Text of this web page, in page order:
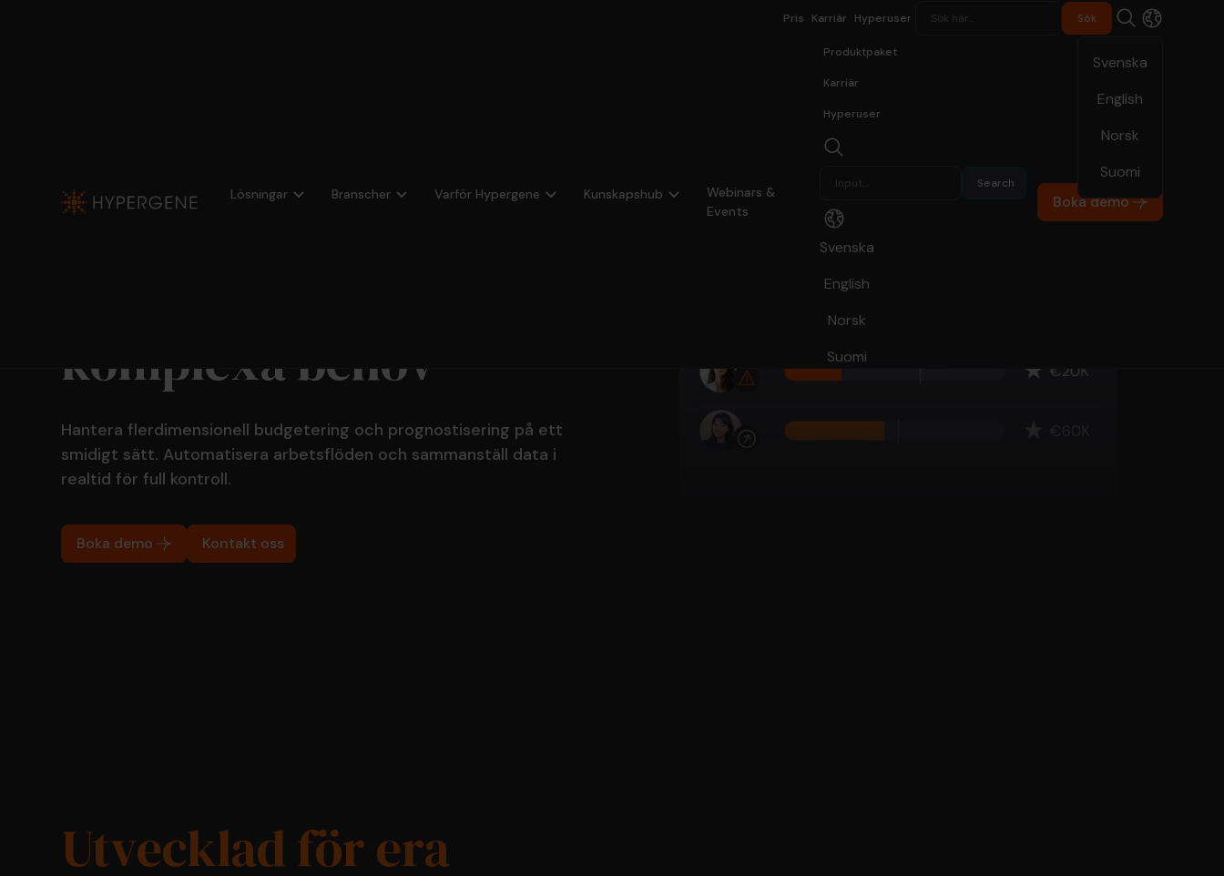
Svenska
English
Norsk
Suomi
Pris Karriär Hyperuser
Lösningar Branscher Varför Hypergene Kunskapshub
Webinars &
Events
Produktpaket
Karriär
Hyperuser
Svenska
English
Norsk
Suomi
Boka demo
komplexa behov
Hantera flerdimensionell budgetering och prognostisering på ett
smidigt sätt. Automatisera arbetsflöden och sammanställ data i
realtid för full kontroll.
Boka demo Kontakt oss
Utvecklad för era